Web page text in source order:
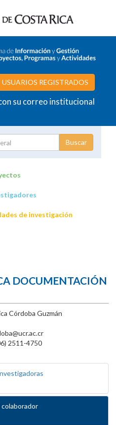
USUARIOS REGISTRADOS
su correo institucional
de investigación
DOCUMENTACIÓN
Córdoba Guzmán
2511-4750
colaborador